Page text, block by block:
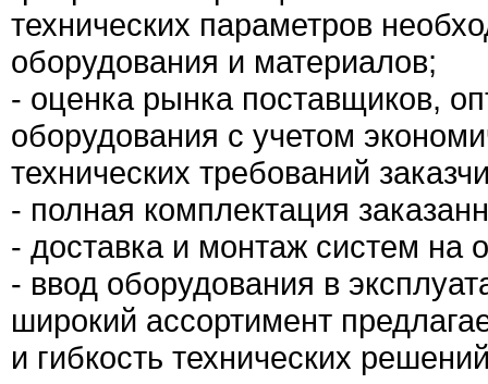
технических параметров
оборудования и материалов;
- оценка рынка поставщиков,
оборудования с учетом
технических требований
- полная комплектация
- доставка и монтаж систем на
- ввод оборудования в
широкий ассортимент
и гибкость технических